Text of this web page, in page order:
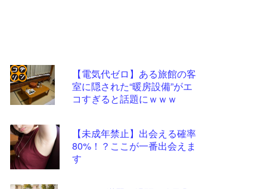
【電気代ゼロ】ある旅館の客
室に隠された“暖房設備”がエ
コすぎると話題にｗｗｗ
【未成年禁止】出会える確率
80%！？ここが一番出会えま
す
コテ
リン
- 固
定リ
ンク